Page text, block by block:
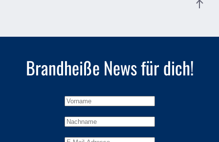
Brandheiße News für dich!